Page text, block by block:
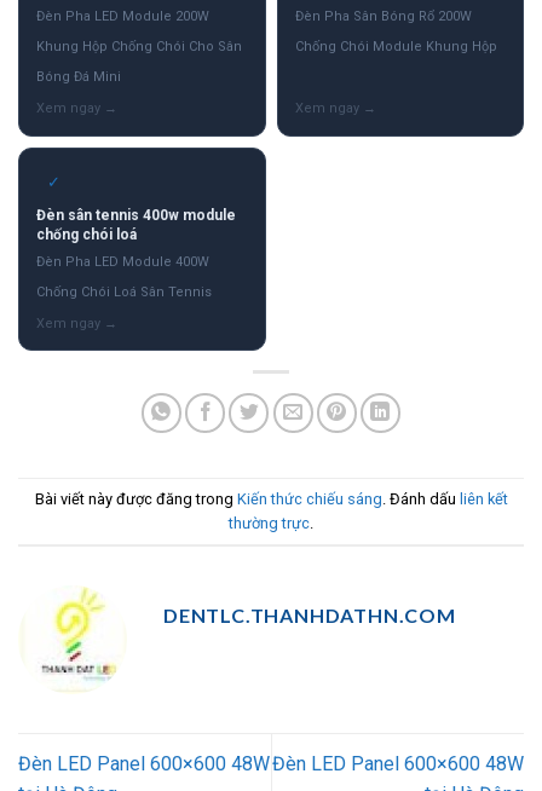
Đèn Pha LED Module 200W
Khung Hộp Chống Chói Cho Sân
Bóng Đá Mini
Đèn Pha Sân Bóng Rổ 200W
Chống Chói Module Khung Hộp
✓
Đèn sân tennis 400w module
chống chói loá
Đèn Pha LED Module 400W
Chống Chói Loá Sân Tennis
Bài viết này được đăng trong Kiến thức chiếu sáng . Đánh dấu liên kết
thường trực
DENTLC.THANHDATHN.COM
Đèn LED Panel 600×600 48WĐèn LED Panel 600×600 48W